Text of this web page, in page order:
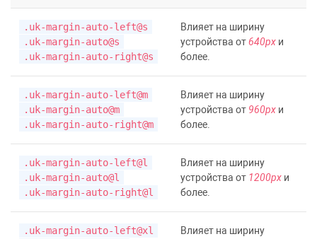
.uk-margin-auto-left@s
.uk-margin-auto@s
.uk-margin-auto-right@s
Влияет на ширину
устройства от640px и
более.
.uk-margin-auto-left@m
.uk-margin-auto@m
.uk-margin-auto-right@m
Влияет на ширину
устройства от 960px и
более.
.uk-margin-auto-left@l
.uk-margin-auto@l
.uk-margin-auto-right@l
Влияет на ширину
устройства от 1200px и
более.
.uk-margin-auto-left@xl
Влияет на ширину